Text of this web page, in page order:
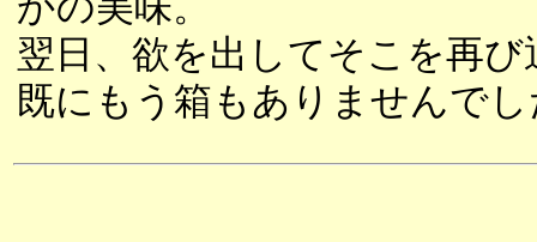
翌日、欲を出してそこを再
既にもう箱もありませんで